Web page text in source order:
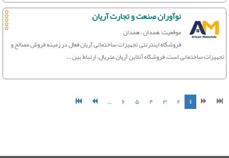
نوآوران صنعت و تجارت آریان
موقعیت: همدان ، همدان
فروشگاه اینترنتی تجهیزات ساختمانی آریان فعال در زمینه فروش مصالح و
تجهیزات ساختمانی است. فروشگاه آنلاین آریان متریال، ارتباط بین ...
۱ ۲ ۳ ۴ ۵ ۶ ...